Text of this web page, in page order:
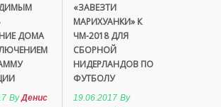
ДОМА
ByДенис
«ЗАВЕЗТИ
МАРИХУАНКИ» К
ЧМ-2018 ДЛЯ
СБОРНОЙ
НИДЕРЛАНДОВ ПО
ФУТБОЛУ
19.06.2017 By